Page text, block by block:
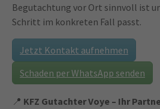
Begutachtung vor Ort sinnvoll ist
Schritt im konkreten Fall passt.
Jetzt Kontakt aufnehmen
Schaden per WhatsApp senden
📍 KFZ Gutachter Voye – Ihr